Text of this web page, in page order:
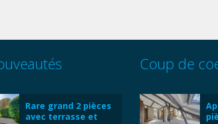
Rare grand 2 pièces
avec terrasse et
Coup de